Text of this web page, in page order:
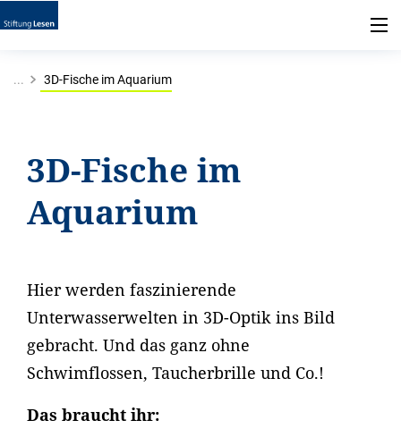
... 3D-Fische im Aquarium
3D-Fische im
Aquarium
Hier werden faszinierende
Unterwasserwelten in 3D-Optik ins Bild
gebracht. Und das ganz ohne
Schwimflossen, Taucherbrille und Co.!
Das braucht ihr: